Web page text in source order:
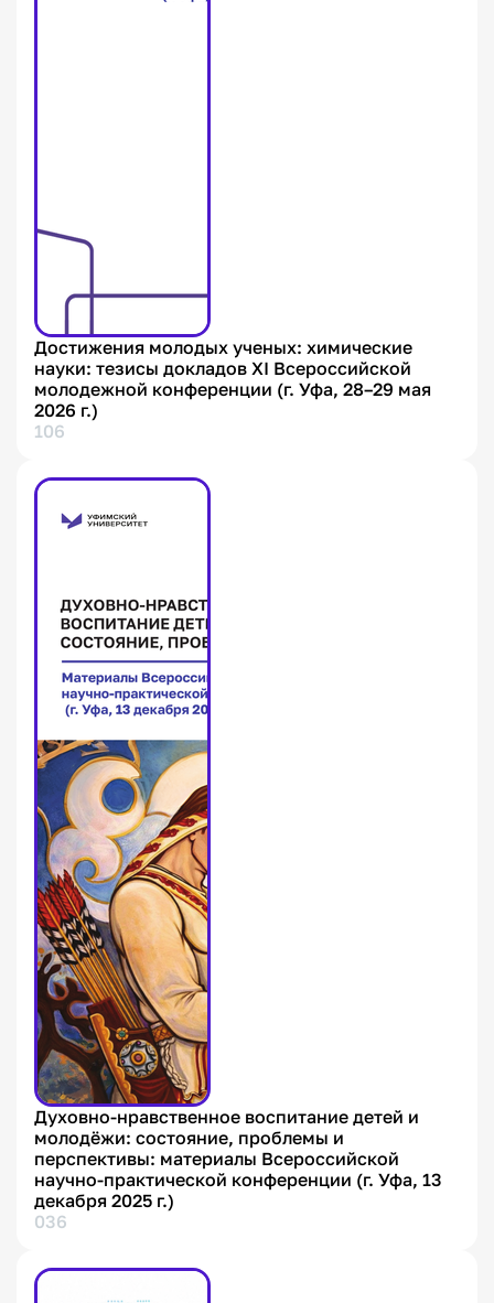
Достижения молодых ученых: химические
науки: тезисы докладов XI Всероссийской
молодежной конференции (г. Уфа, 28–29 мая
2026 г.)
106
Духовно-нравственное воспитание детей и
молодёжи: состояние, проблемы и
перспективы: материалы Всероссийской
научно-практической конференции (г. Уфа, 13
декабря 2025 г.)
036